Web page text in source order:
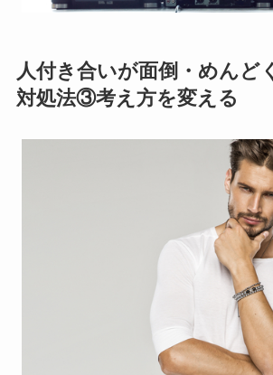
人付き合いが面倒・めんど
対処法③考え方を変える